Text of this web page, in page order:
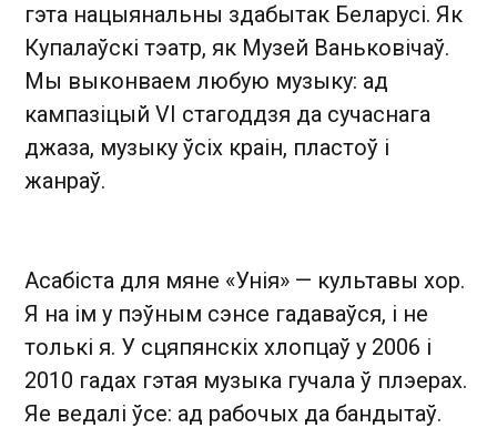
гэта нацыянальны здабытак Беларусі. Як
Купалаўскі тэатр, як Музей Ваньковічаў.
Мы выконваем любую музыку: ад
кампазіцый VI стагоддзя да сучаснага
джаза, музыку ўсіх краін, пластоў і
жанраў.
Асабіста для мяне «Унія» — культавы хор.
Я на ім у пэўным сэнсе гадаваўся, і не
толькі я. У сцяпянскіх хлопцаў у 2006 і
2010 гадах гэтая музыка гучала ў плэерах.
Яе ведалі ўсе: ад рабочых да бандытаў.